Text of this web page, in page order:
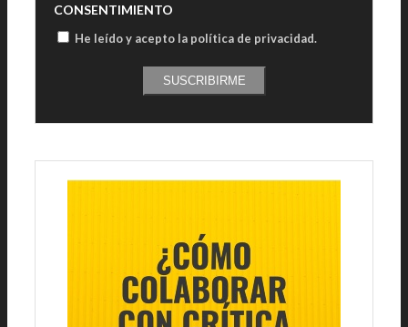
CONSENTIMIENTO
He leído y acepto la política de privacidad.
SUSCRIBIRME